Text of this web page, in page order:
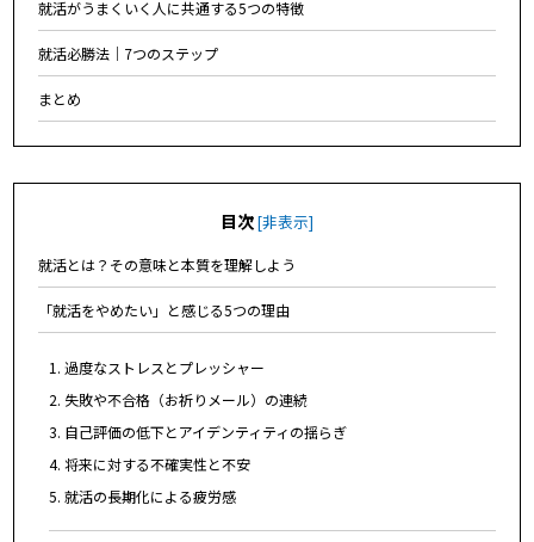
就活がうまくいく人に共通する5つの特徴
就活必勝法｜7つのステップ
まとめ
目次[非表示]
就活とは？その意味と本質を理解しよう
「就活をやめたい」と感じる5つの理由
1. 過度なストレスとプレッシャー
2. 失敗や不合格（お祈りメール）の連続
3. 自己評価の低下とアイデンティティの揺らぎ
4. 将来に対する不確実性と不安
5. 就活の長期化による疲労感